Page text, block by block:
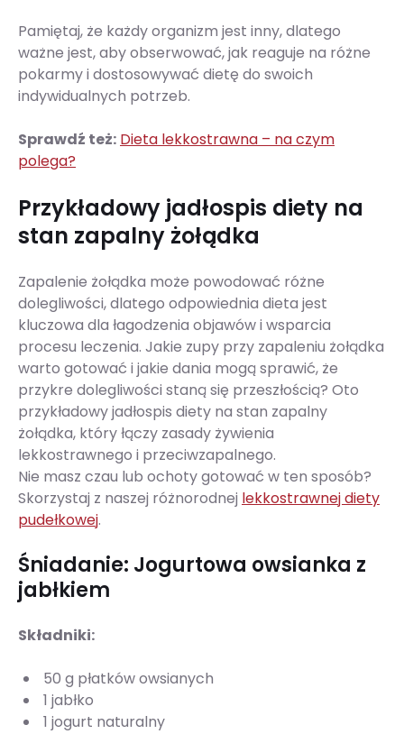
Pamiętaj, że każdy organizm jest inny, dlatego
ważne jest, aby obserwować, jak reaguje na różne
pokarmy i dostosowywać dietę do swoich
indywidualnych potrzeb.
Sprawdź też: Dieta lekkostrawna – na czym
polega?
Przykładowy jadłospis diety na
stan zapalny żołądka
Zapalenie żołądka może powodować różne
dolegliwości, dlatego odpowiednia dieta jest
kluczowa dla łagodzenia objawów i wsparcia
procesu leczenia. Jakie zupy przy zapaleniu żołądka
warto gotować i jakie dania mogą sprawić, że
przykre dolegliwości staną się przeszłością? Oto
przykładowy jadłospis diety na stan zapalny
żołądka, który łączy zasady żywienia
lekkostrawnego i przeciwzapalnego.
Nie masz czau lub ochoty gotować w ten sposób?
Skorzystaj z naszej różnorodnej lekkostrawnej diety
pudełkowej.
Śniadanie: Jogurtowa owsianka z
jabłkiem
Składniki:
50 g płatków owsianych
1 jabłko
1 jogurt naturalny